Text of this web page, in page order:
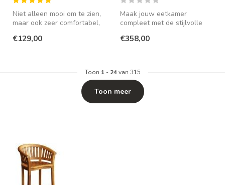
Niet alleen mooi om te zien,
maar ook zeer comfortabel,
€129,00
Maak jouw eetkamer
compleet met de stijlvolle
MX Sofa, ee...
€358,00
Toon 1- 24van 315
Toon meer